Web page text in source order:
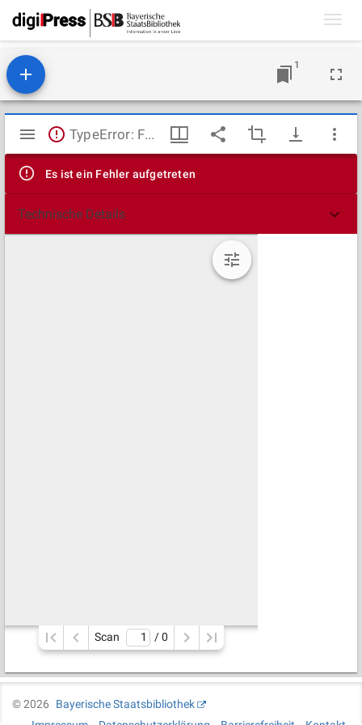
1
Mirador
Viewer
TypeError: Failed to fetch
Es ist ein Fehler aufgetreten
Technische Details
Scan / 0
©2026
Bayerische Staatsbibliothek